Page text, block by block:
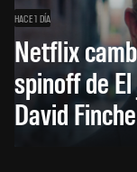
HACE 1 DÍA
Netflix
spinoff de
David